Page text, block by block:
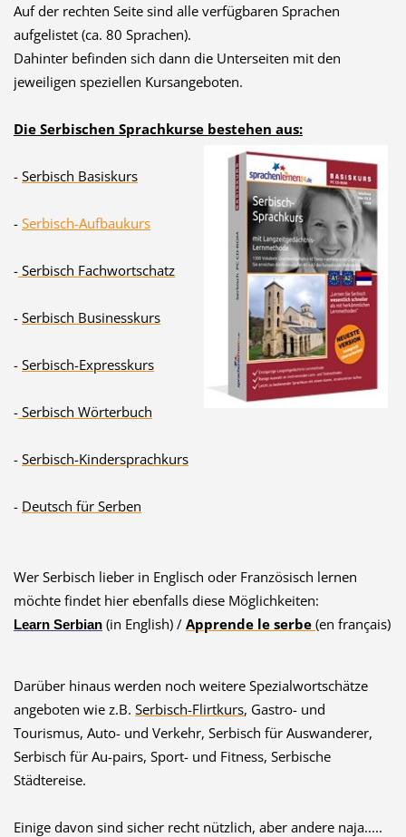
Auf der rechten Seite sind alle verfügbaren Sprachen
aufgelistet (ca. 80 Sprachen).
Dahinter befinden sich dann die Unterseiten mit den
jeweiligen speziellen Kursangeboten.
Die Serbischen Sprachkurse bestehen aus:
- Serbisch Basiskurs
- Serbisch-Aufbaukurs
-Serbisch Fachwortschatz
- Serbisch Businesskurs
- Serbisch-Expresskurs
-Serbisch Wörterbuch
- Serbisch-Kindersprachkurs
- Deutsch für Serben
Wer Serbisch lieber in Englisch oder Französisch lernen
möchte findet hier ebenfalls diese Möglichkeiten:
Learn Serbian(in English) / Apprende le serbe (en français)
Darüber hinaus werden noch weitere Spezialwortschätze
angeboten wie z.B. Serbisch-Flirtkurs, Gastro- und
Tourismus, Auto- und Verkehr, Serbisch für Auswanderer,
Serbisch für Au-pairs, Sport- und Fitness, Serbische
Städtereise.
Einige davon sind sicher recht nützlich, aber andere naja.....